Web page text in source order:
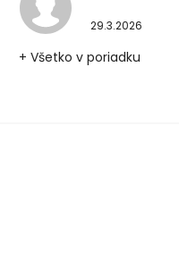
29.3.2026
+ Všetko v poriadku